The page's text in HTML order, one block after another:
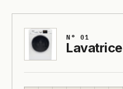
N° 01
Lavatrice